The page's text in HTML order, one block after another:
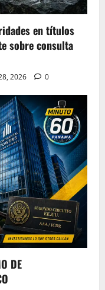
en títulos
sobre consulta
2026 0
DE